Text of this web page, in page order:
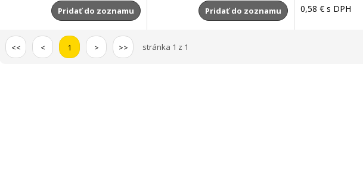
Pridať do zoznamu Pridať do zoznamu 0,58 € s DPH
<< < 1 > >> stránka 1 z 1